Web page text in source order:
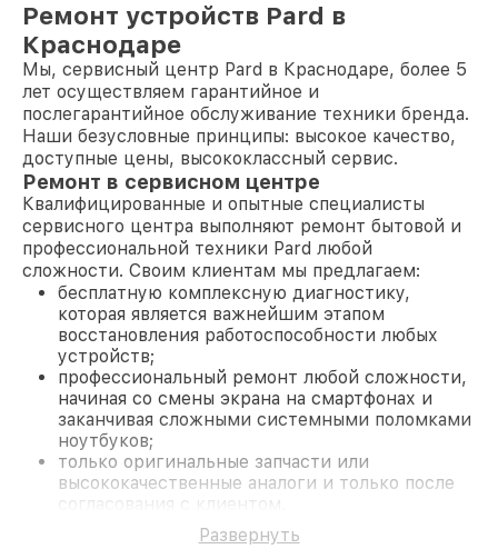
Ремонт устройств Pard в
Краснодаре
Мы, сервисный центр Pard в Краснодаре, более 5
лет осуществляем гарантийное и
послегарантийное обслуживание техники бренда.
Наши безусловные принципы: высокое качество,
доступные цены, высококлассный сервис.
Ремонт в сервисном центре
Квалифицированные и опытные специалисты
сервисного центра выполняют ремонт бытовой и
профессиональной техники Pard любой
сложности. Своим клиентам мы предлагаем:
бесплатную комплексную диагностику,
которая является важнейшим этапом
восстановления работоспособности любых
устройств;
профессиональный ремонт любой сложности,
начиная со смены экрана на смартфонах и
заканчивая сложными системными поломками
ноутбуков;
только оригинальные запчасти или
высококачественные аналоги и только после
согласования с клиентом.
На все работы и замененные комплектующие
предоставляется длительная гарантия. В случае
Развернуть